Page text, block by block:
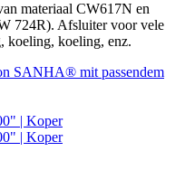
materiaal CW617N en
724R). Afsluiter voor vele
koeling, koeling, enz.
| Koper
| Koper